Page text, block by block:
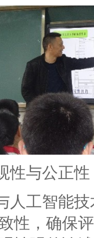
与公正性
工智能技
性，确保